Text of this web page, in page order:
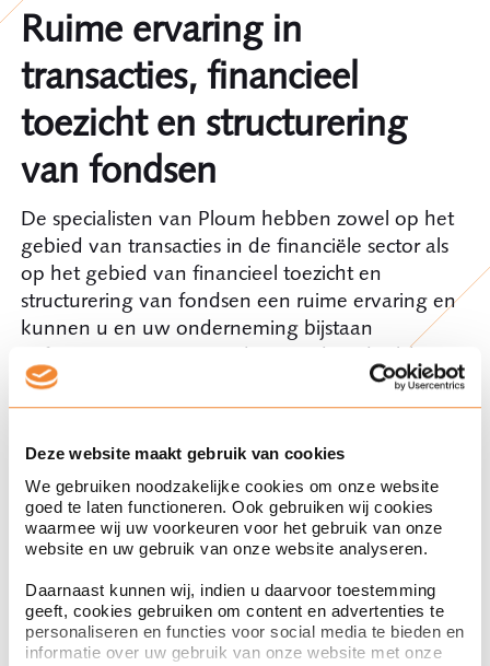
Deze website maakt gebruik van cookies
We gebruiken noodzakelijke cookies om onze website
goed te laten functioneren. Ook gebruiken wij cookies
waarmee wij uw voorkeuren voor het gebruik van onze
website en uw gebruik van onze website analyseren.
Daarnaast kunnen wij, indien u daarvoor toestemming
geeft, cookies gebruiken om content en advertenties te
personaliseren en functies voor social media te bieden en
informatie over uw gebruik van onze website met onze
Ruime ervaring in
transacties, financieel
toezicht en structurering
van fondsen
De specialisten van Ploum hebben zowel op het
gebied van transacties in de financiële sector als
op het gebied van financieel toezicht en
structurering van fondsen een ruime ervaring en
kunnen u en uw onderneming bijstaan
in financieringstrajecten, bij toezichtrechtelijke en
compliance gerelateerde vraagstukken en de
begeleiding van vergunningaanvragen bij de
Nederlandsche Bank (DNB). Daarnaast
assisteren zij cliënten veelvuldig bij het opzetten
van fondsstructuren. Ook het begeleiden van
cliënten in het kader van alternatieve
dagelijkse praktijk. Denk hierbij aan crowd
funding, asset based finance, factoring en koop-
en verkoop van vorderingen.